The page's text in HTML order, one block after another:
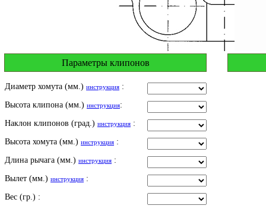
Параметры клипонов
Диаметр хомута (мм.) инструкция :
Высота клипона (мм.) инструкция:
Наклон клипонов (град.) инструкция :
Высота хомута (мм.) инструкция :
Длина рычага (мм.) инструкция :
Вылет (мм.) инструкция :
Вес (гр.) :